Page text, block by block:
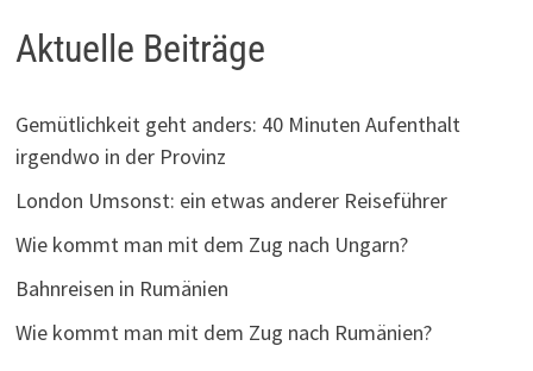
Beiträge
Aktuelle Beiträge
Gemütlichkeit geht anders: 40 Minuten Aufenthalt
irgendwo in der Provinz
London Umsonst: ein etwas anderer Reiseführer
Wie kommt man mit dem Zug nach Ungarn?
Bahnreisen in Rumänien
Wie kommt man mit dem Zug nach Rumänien?